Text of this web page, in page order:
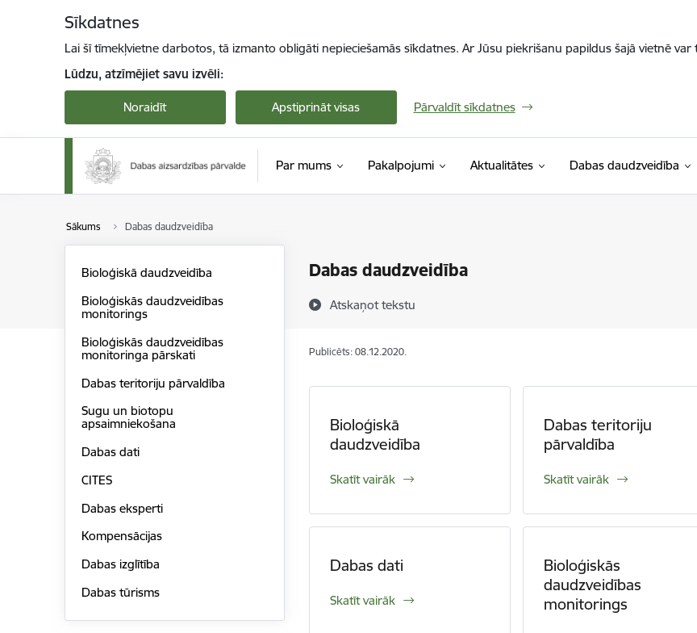
Sīkdatnes
Lai šī tīmekļvietne darbotos, tā izmanto obligāti nepieciešamās sīkdatnes. Ar Jūsu piekrišanu papildus šajā vietnē
Lūdzu, atzīmējiet savu izvēli:
Noraidīt Apstiprināt visas Pārvaldīt sīkdatnes
Par mums Pakalpojumi Aktualitātes Dabas daudzveidība
Sākums Dabas daudzveidība
Dabas daudzveidība
Atskaņot tekstu
Bioloģiskā daudzveidība
Bioloģiskās daudzveidības
monitorings
Bioloģiskās daudzveidības
monitoringa pārskati
Dabas teritoriju pārvaldība
Sugu un biotopu
apsaimniekošana
Dabas dati
CITES
Dabas eksperti
Kompensācijas
Dabas izglītība
Dabas tūrisms
Publicēts: 08.12.2020.
Bioloģiskā
daudzveidība
Skatīt vairāk
Dabas teritoriju
pārvaldība
Skatīt vairāk
Dabas dati
Skatīt vairāk
Bioloģiskās
daudzveidības
monitorings